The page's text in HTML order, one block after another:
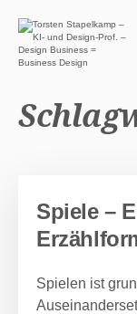
BLOG
SERVICE
Spiele –
Spielen ist